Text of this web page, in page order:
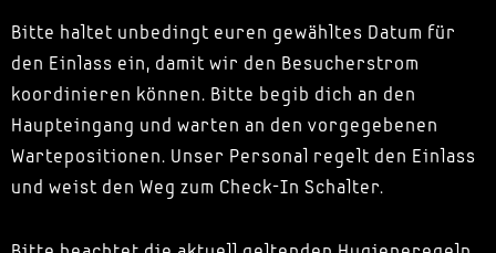
Bitte haltet unbedingt euren gewähltes Datum für
den Einlass ein, damit wir den Besucherstrom
koordinieren können. Bitte begib dich an den
Haupteingang und warten an den vorgegebenen
Wartepositionen. Unser Personal regelt den Einlass
und weist den Weg zum Check-In Schalter.